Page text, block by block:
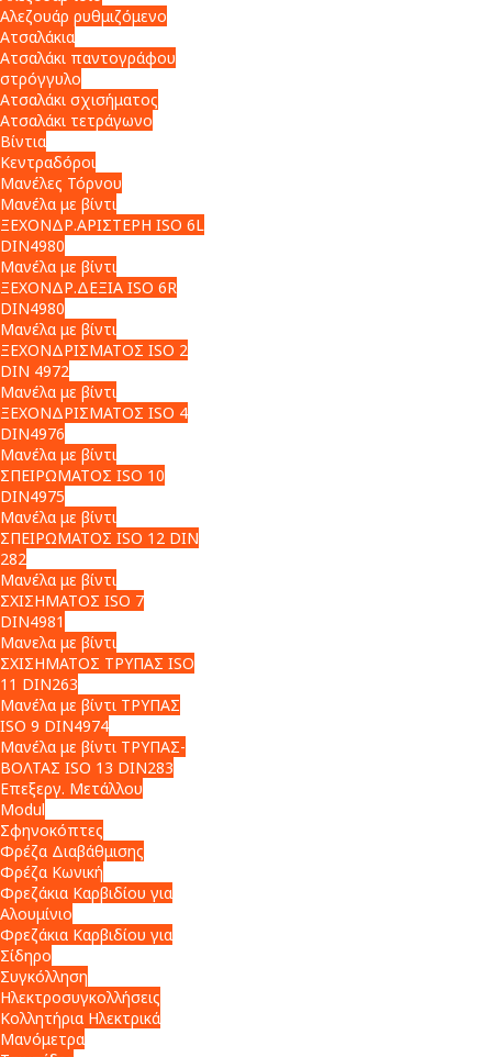
Αλεζουάρ ρυθμιζόμενο
Ατσαλάκια
Ατσαλάκι παντογράφου
στρόγγυλο
Ατσαλάκι σχισήματος
Ατσαλάκι τετράγωνο
Βίντια
Κεντραδόροι
Μανέλες Τόρνου
Μανέλα με βίντι
ΞΕΧΟΝΔΡ.ΑΡΙΣΤΕΡΗ ISO 6L
DIN4980
Μανέλα με βίντι
ΞΕΧΟΝΔΡ.ΔΕΞΙΑ ISO 6R
DIN4980
Μανέλα με βίντι
ΞΕΧΟΝΔΡΙΣΜΑΤΟΣ ISO 2
DIN 4972
Μανέλα με βίντι
ΞΕΧΟΝΔΡΙΣΜΑΤΟΣ ISO 4
DIN4976
Μανέλα με βίντι
ΣΠΕΙΡΩΜΑΤΟΣ ISO 10
DIN4975
Μανέλα με βίντι
ΣΠΕΙΡΩΜΑΤΟΣ ISO 12 DIN
282
Μανέλα με βίντι
ΣΧΙΣΗΜΑΤΟΣ ISO 7
DIN4981
Μανελα με βίντι
ΣΧΙΣΗΜΑΤΟΣ ΤΡΥΠΑΣ ISO
11 DIN263
Μανέλα με βίντι ΤΡΥΠΑΣ
ISO 9 DIN4974
Μανέλα με βίντι ΤΡΥΠΑΣ-
ΒΟΛΤΑΣ ISO 13 DIN283
Επεξεργ. Μετάλλου
Modul
Σφηνοκόπτες
Φρέζα Διαβάθμισης
Φρέζα Κωνική
Φρεζάκια Καρβιδίου για
Αλουμίνιο
Φρεζάκια Καρβιδίου για
Σίδηρο
Συγκόλληση
Ηλεκτροσυγκολλήσεις
Κολλητήρια Ηλεκτρικά
Μανόμετρα